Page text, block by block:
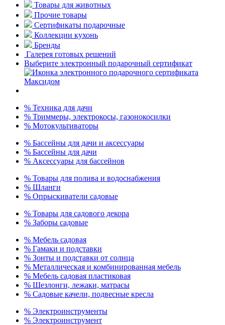
Товары для животных
Прочие товары
Сертификаты подарочные
Коллекции кухонь
Бренды
Галерея готовых решений
Выберите электронный подарочный сертификат
% Техника для дачи
% Триммеры, электрокосы, газонокосилки
% Мотокультиваторы
% Бассейны для дачи и аксессуары
% Бассейны для дачи
% Аксессуары для бассейнов
% Товары для полива и водоснабжения
% Шланги
% Опрыскиватели садовые
% Товары для садового декора
% Заборы садовые
% Мебель садовая
% Гамаки и подставки
% Зонты и подставки от солнца
% Металлическая и комбинированная мебель
% Мебель садовая пластиковая
% Шезлонги, лежаки, матрасы
% Садовые качели, подвесные кресла
% Электроинструменты
% Электроинструмент